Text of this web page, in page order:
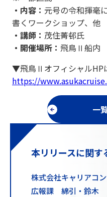
・内容： 元号の令和揮毫
書くワークショップ、他
・講師： 茂住菁邨氏
・開催場所： 飛鳥Ⅱ船内
▼飛鳥ⅡオフィシャルHP
https://
一
本リリースに関す
株式会社キャリアコ
広報課 綿引・鈴木